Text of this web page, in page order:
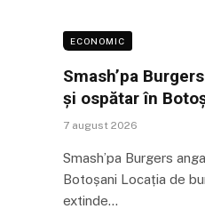
ECONOMIC
Smash’pa
și ospătar în
7 august 2026
Smash’pa Burgers
Botoșani Locația de
extinde…